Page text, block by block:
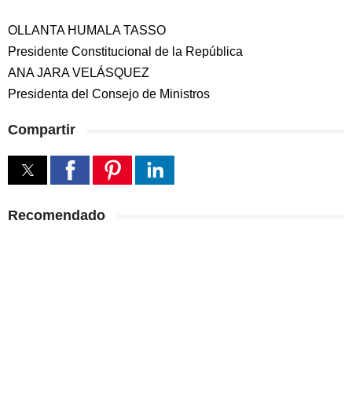
OLLANTA HUMALA TASSO
Presidente Constitucional de la República
ANA JARA VELÁSQUEZ
Presidenta del Consejo de Ministros
Compartir
Recomendado